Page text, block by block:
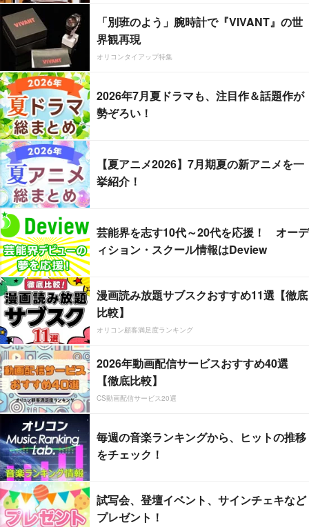
「別班のよう」腕時計で『VIVANT』の世
界観再現
オリコンタイアップ特集
2026年7月夏ドラマも、注目作＆話題作が
勢ぞろい！
【夏アニメ2026】7月期夏の新アニメを一
挙紹介！
芸能界を志す10代～20代を応援！ オーデ
ィション・スクール情報はDeview
漫画読み放題サブスクおすすめ11選【徹底
比較】
オリコン顧客満足度ランキング
2026年動画配信サービスおすすめ40選
【徹底比較】
CS動画配信サービス20選
毎週の音楽ランキングから、ヒットの推移
をチェック！
試写会、登壇イベント、サインチェキなど
プレゼント！